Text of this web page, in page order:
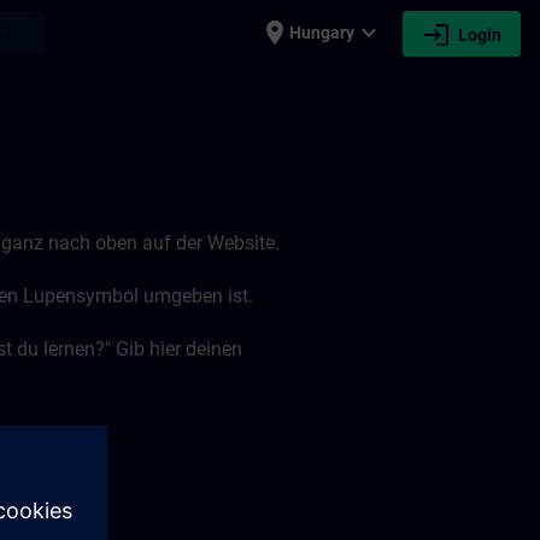
place Hungary expand_more login Login
nach oben auf der Website.
Lupensymbol umgeben ist.
du lernen?" Gib hier deinen